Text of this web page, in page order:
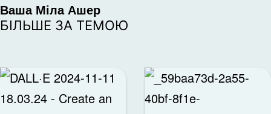
Ваша Міла Ашер
БІЛЬШЕ ЗА ТЕМОЮ